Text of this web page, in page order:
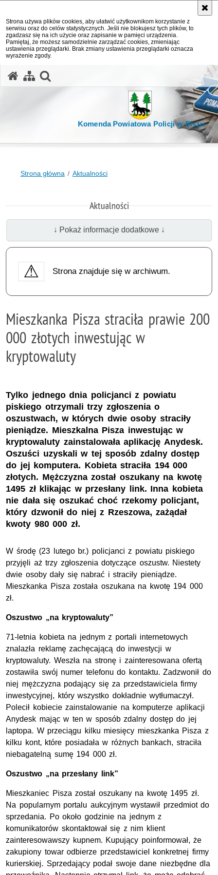
Strona używa plików cookies, aby ułatwić użytkownikom korzystanie z
serwisu oraz do celów statystycznych. Jeśli nie blokujesz tych plików, to
zgadzasz się na ich użycie oraz zapisanie w pamięci urządzenia.
Pamiętaj, że możesz samodzielnie zarządzać cookies, zmieniając
ustawienia przeglądarki. Brak zmiany ustawienia przeglądarki oznacza
wyrażenie zgody.
Komenda Powiatowa Policji w Piszu
Strona główna Aktualności
Aktualności
↓ Pokaż informacje dodatkowe ↓
Strona znajduje się w archiwum.
Mieszkanka Pisza straciła prawie 200
000 złotych inwestując w
kryptowaluty
Tylko jednego dnia policjanci z powiatu
piskiego otrzymali trzy zgłoszenia o
oszustwach, w których dwie osoby straciły
pieniądze. Mieszkalna Pisza inwestując w
kryptowaluty zainstalowała aplikację Anydesk.
Oszuści uzyskali w tej sposób zdalny dostęp
do jej komputera. Kobieta straciła 194 000
złotych. Mężczyzna został oszukany na kwotę
1495 zł klikając w przesłany link. Inna kobieta
nie dała się oszukać choć rzekomy policjant,
który dzwonił do niej z Rzeszowa, zażądał
kwoty 980 000 zł.
W środę (23 lutego br.) policjanci z powiatu piskiego
przyjęli aż trzy zgłoszenia dotyczące oszustw. Niestety
dwie osoby dały się nabrać i straciły pieniądze.
Mieszkanka Pisza została oszukana na kwotę 194 000
zł.
Oszustwo „na kryptowaluty”
71-letnia kobieta na jednym z portali internetowych
znalazła reklamę zachęcającą do inwestycji w
kryptowaluty. Weszła na stronę i zainteresowana ofertą
zostawiła swój numer telefonu do kontaktu. Zadzwonił do
niej mężczyzna podający się za przedstawiciela firmy
inwestycyjnej, który wszystko dokładnie wytłumaczył.
Polecił kobiecie zainstalowanie na komputerze aplikacji
Anydesk mając w ten w sposób zdalny dostęp do jej
laptopa. W przeciągu kilku miesięcy mieszkanka Pisza z
kilku kont, które posiadała w różnych bankach, straciła
niebagatelną sumę 194 000 zł.
Oszustwo „na przesłany link”
Mieszkaniec Pisza został oszukany na kwotę 1495 zł.
Na popularnym portalu aukcyjnym wystawił przedmiot do
sprzedania. Po około godzinie na jednym z
komunikatorów skontaktował się z nim klient
zainteresowawszy kupnem. Kupujący poinformował, że
zakupiony towar odbierze przedstawiciel konkretnej firmy
kurierskiej. Sprzedający podał swoje dane niezbędne dla